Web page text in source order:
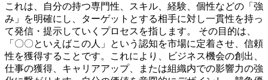
これは、自分の持つ専門性、スキル、経験、個性などの「強
み」を明確にし、ターゲットとする相手に対し一貫性を持っ
て発信・提示していくプロセスを指します。 その目的は、
「〇〇といえばこの人」という認知を市場に定着させ、信頼
性を獲得することです。これにより、ビジネス機会の創出、
仕事の獲得、キャリアアップ、または組織内での影響力の強